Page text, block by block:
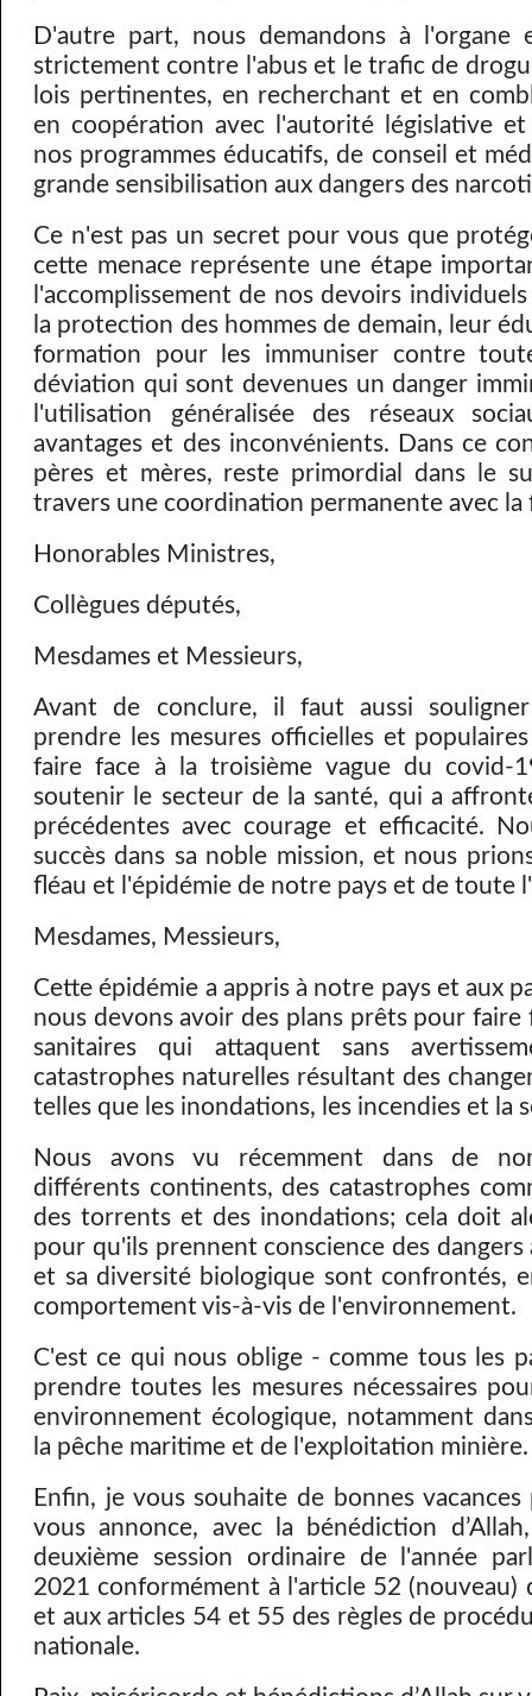
D'autre part, nous demandons à l'organe
strictement contre l'abus et le trafic de
lois pertinentes, en recherchant et en
en coopération avec l'autorité législative
nos programmes éducatifs, de conseil et
grande sensibilisation aux dangers des
Ce n'est pas un secret pour vous que
cette menace représente une étape
l'accomplissement de nos devoirs
la protection des hommes de demain, leur
formation pour les immuniser contre
déviation qui sont devenues un danger
l'utilisation généralisée des réseaux
avantages et des inconvénients. Dans ce
pères et mères, reste primordial dans le
travers une coordination permanente avec la
Honorables Ministres,
Collègues députés,
Mesdames et Messieurs,
Avant de conclure, il faut aussi
prendre les mesures officielles et
faire face à la troisième vague du covid-
soutenir le secteur de la santé, qui a
précédentes avec courage et efficacité.
succès dans sa noble mission, et nous
fléau et l'épidémie de notre pays et de toute
Mesdames, Messieurs,
Cette épidémie a appris à notre pays et aux
nous devons avoir des plans prêts pour faire
sanitaires qui attaquent sans
catastrophes naturelles résultant des
telles que les inondations, les incendies et la
Nous avons vu récemment dans de
différents continents, des catastrophes
des torrents et des inondations; cela doit
pour qu'ils prennent conscience des dangers
et sa diversité biologique sont confrontés,
comportement vis-à-vis de l'environnement.
C'est ce qui nous oblige - comme tous les
prendre toutes les mesures nécessaires
environnement écologique, notamment
la pêche maritime et de l'exploitation minière.
Enfin, je vous souhaite de bonnes
vous annonce, avec la bénédiction
deuxième session ordinaire de l'année
2021 conformément à l'article 52 (nouveau)
et aux articles 54 et 55 des règles de
nationale.